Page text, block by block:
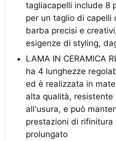
tagliacapelli include 8
per un taglio di capelli
barba precisi e
esigenze di styling,
LAMA IN CERAMICA
ha 4 lunghezze
ed è realizzata in
alta qualità, resistente
all'usura, e può
prestazioni di rifinitura
prolungato